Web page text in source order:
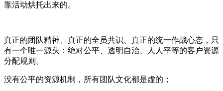
靠活动烘托出来的。
真正的团队精神、真正的全员共识、真正的统一作战心态，只
有一个唯一源头：绝对公平、透明自治、人人平等的客户资源
分配规则。
没有公平的资源机制，所有团队文化都是虚的；